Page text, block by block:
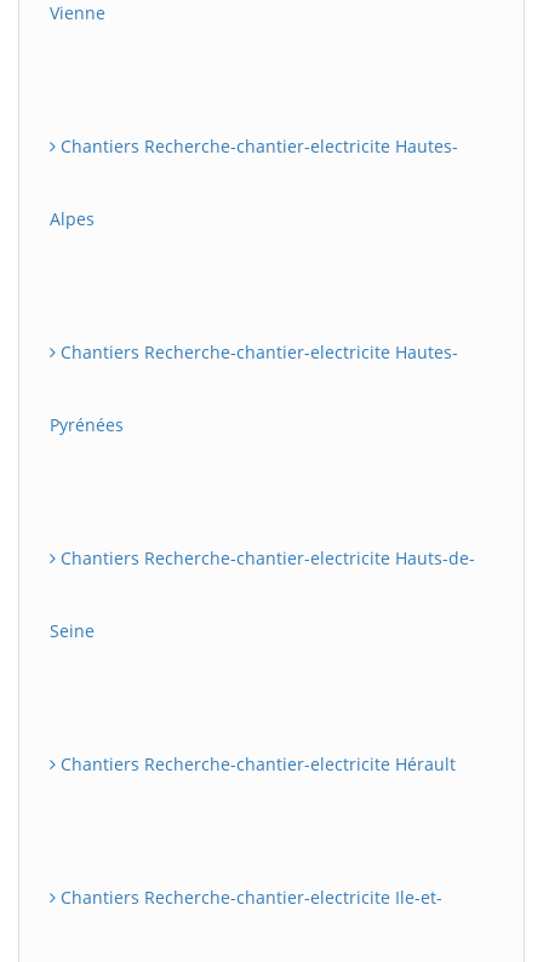
Vienne
Chantiers Recherche-chantier-electricite Hautes-
Alpes
Chantiers Recherche-chantier-electricite Hautes-
Pyrénées
Chantiers Recherche-chantier-electricite Hauts-de-
Seine
Chantiers Recherche-chantier-electricite Hérault
Chantiers Recherche-chantier-electricite Ile-et-